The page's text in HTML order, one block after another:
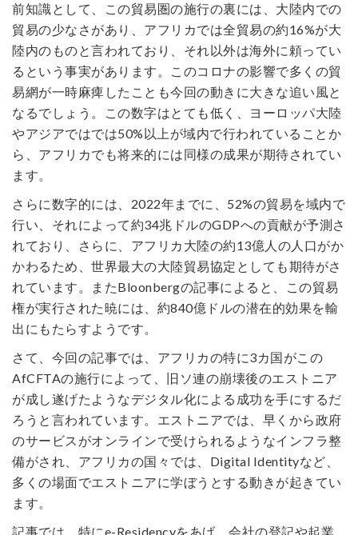
前知識として、この貿易圏の施行の裏には、大陸内での
貿易の少なさがあり、アフリカでは全貿易の約16%が大
陸内のものと言われており、それ以外は海外に頼ってい
るという事実があります。このコロナの影響で多くの貿
易網が一時麻痺したことも今回の動きに大きな追い風と
なるでしょう。この数字はとても低く、ヨーロッパ大陸
やアジアではでは50%以上が域内で行われていることか
ら、アフリカでも将来的には同様の成果が期待されてい
ます。
さらに数字的には、2022年までに、52%の貿易を域内で
行い、それによって約34兆ドルのGDPへの貢献が予測さ
れており、さらに、アフリカ大陸の約13億人の人口がか
かわるため、世界最大の大陸貿易協定としても期待がさ
れています。またBloonbergの記事によると、この貿易
権が実行された暁には、約840億ドルの潜在的効果を輸
出にもたらすようです。
さて、今回の記事では、アフリカの特に3カ国がこの
AfCFTAの施行によって、旧ソ連の崩壊後のエストニア
が成し遂げたようなデジタル化による成功を手にするだ
ろうと言われています。エストニアでは、早くから政府
のサービスがオンラインで受けられるようなインフラ整
備がされ、アフリカの国々では、Digital Identityなど、
多くの場面でエストニアに学ぼうとする動きが起きてい
ます。
記事では、特にe-Residencyをあげ、会社の登記や起業